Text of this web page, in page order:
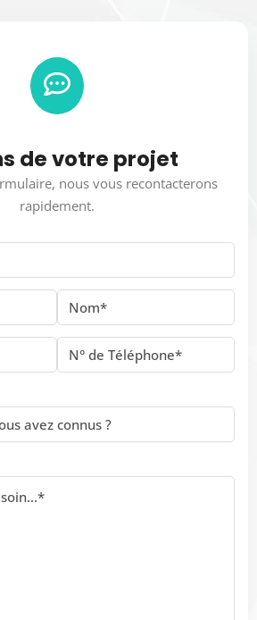
de votre projet
nous vous recontacterons
rapidement.